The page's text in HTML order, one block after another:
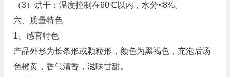
（3）烘干：温度控制在60℃以内，水分<8%。
六、质量特色
1、感官特色
产品外形为长条形或颗粒形，颜色为黑褐色，充泡后汤
色橙黄，香气清香，滋味甘甜。